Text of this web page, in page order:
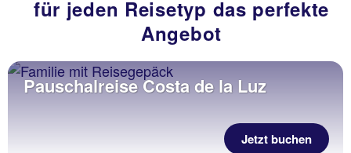
für jeden Reisetyp das perfekte
Angebot
Pauschalreise Costa de la Luz
Jetzt buchen